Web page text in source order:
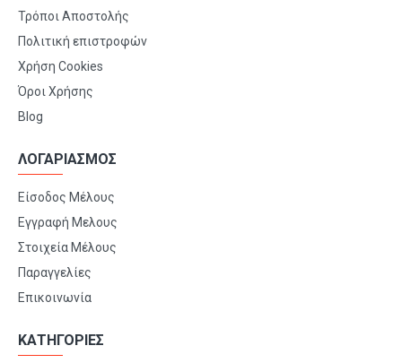
Τρόποι Αποστολής
Πολιτική επιστροφών
Χρήση Cookies
Όροι Χρήσης
Blog
ΛΟΓΑΡΙΑΣΜΟΣ
Είσοδος Μέλους
Εγγραφή Μελους
Στοιχεία Μέλους
Παραγγελίες
Επικοινωνία
ΚΑΤΗΓΟΡΙΕΣ